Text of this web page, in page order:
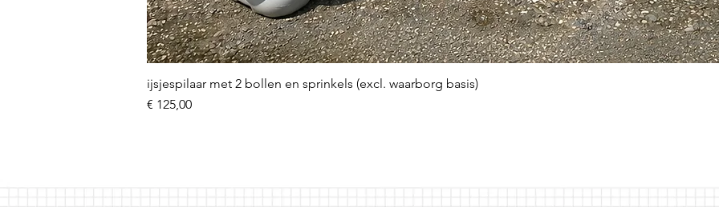
ijsjespilaar met 2 bollen en sprinkels (excl. waarborg basis)
Prijs
€ 125,00